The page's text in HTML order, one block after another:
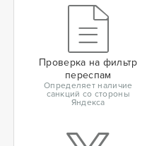
Проверка на фильтр
переспам
Определяет наличие
санкций со стороны
Яндекса